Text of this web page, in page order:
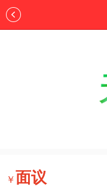
￥面议